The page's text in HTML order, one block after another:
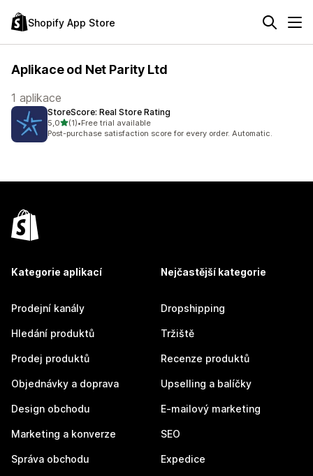
Shopify App Store
Aplikace od Net Parity Ltd
1 aplikace
StoreScore: Real Store Rating
5,0z 5 hvězd
(1)
Celkový počet recenzí: 1
•Free trial available
Post-purchase satisfaction score for every order. Automatic.
Kategorie aplikací
Prodejní kanály
Hledání produktů
Prodej produktů
Objednávky a doprava
Design obchodu
Marketing a konverze
Správa obchodu
Nejčastější kategorie
Dropshipping
Tržiště
Recenze produktů
Upselling a balíčky
E-mailový marketing
SEO
Expedice